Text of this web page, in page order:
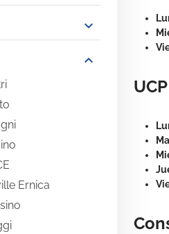
expand_more
expand_more
Ernica
UCP